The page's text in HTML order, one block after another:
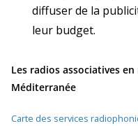
diffuser de la
leur budget.
Les radios associatives
Méditerranée
Carte des services